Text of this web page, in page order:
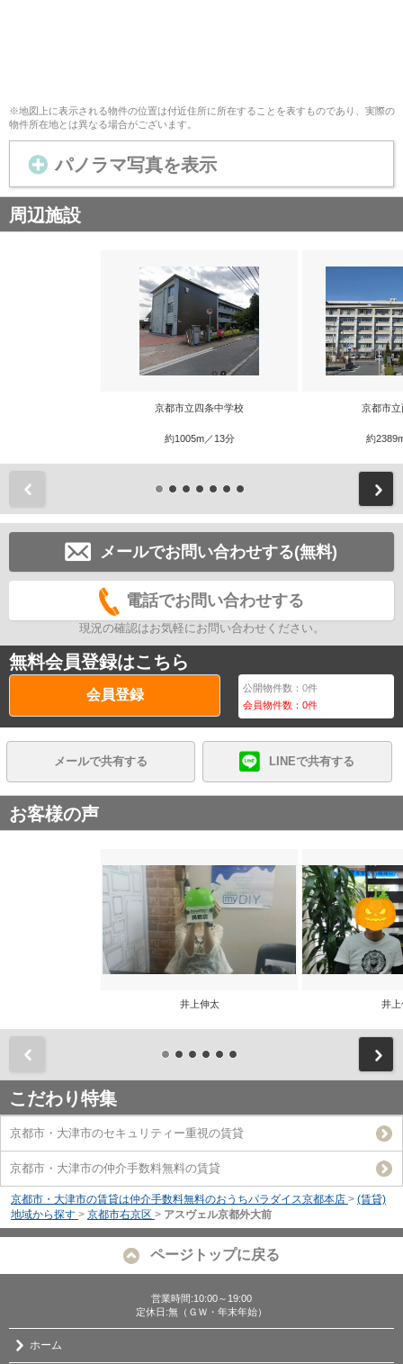
※地図上に表示される物件の位置は付近住所に所在することを表すものであり、実際の
物件所在地とは異なる場合がございます。
パノラマ写真を表示
周辺施設
京都市立四条中学校
約1005m／13分
京都市
約
メールでお問い合わせする(無料)
電話でお問い合わせする
現況の確認はお気軽にお問い合わせください。
無料会員登録はこちら
会員登録 公開物件数：0件
会員物件数：0件
メールで共有する LINEで共有する
お客様の声
井上伸太 井上
こだわり特集
京都市・大津市のセキュリティー重視の賃貸
京都市・大津市の仲介手数料無料の賃貸
京都市・大津市の賃貸は仲介手数料無料のおうちパラダイス京都本店 > (賃貸)
地域から探す > 京都市右京区 > アスヴェル京都外大前
ページトップに戻る
営業時間:10:00～19:00
定休日:無（ＧＷ・年末年始）
ホーム